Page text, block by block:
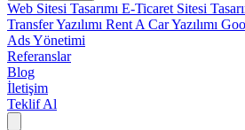
Web Sitesi Tasarımı E-Ticaret Sitesi
Transfer Yazılımı Rent A Car Yazılımı
Ads Yönetimi
Referanslar
Blog
İletişim
Teklif Al